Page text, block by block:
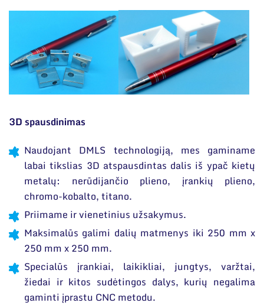
3D spausdinimas
Naudojant DMLS technologiją, mes gaminame
labai tikslias 3D atspausdintas dalis iš ypač kietų
metalų: nerūdijančio plieno, įrankių plieno,
chromo-kobalto, titano.
Priimame ir vienetinius užsakymus.
Maksimalūs galimi dalių matmenys iki 250 mm x
250 mm x 250 mm.
Specialūs įrankiai, laikikliai, jungtys, varžtai,
žiedai ir kitos sudėtingos dalys, kurių negalima
gaminti įprastu CNC metodu.